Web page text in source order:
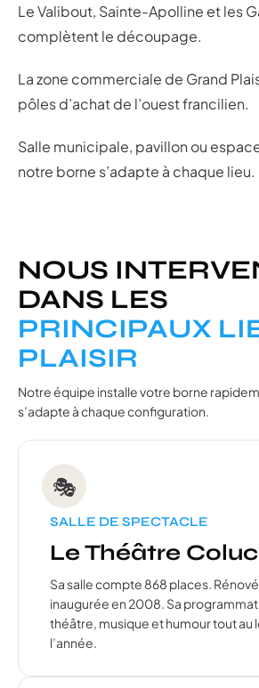
Le Valibout, Sainte-Apolline et les
complètent le découpage.
La zone commerciale de Grand
pôles d’achat de l’ouest francilien.
Salle municipale, pavillon ou
notre borne s’adapte à chaque lieu.
NOUS
DANS LES
PRINCIPAUX
PLAISIR
Notre équipe installe votre borne
s’adapte à chaque configuration.
🎭
SALLE DE SPECTACLE
Le Théâtre
Sa salle compte 868 places.
inaugurée en 2008. Sa
théâtre, musique et humour tout au
l’année.